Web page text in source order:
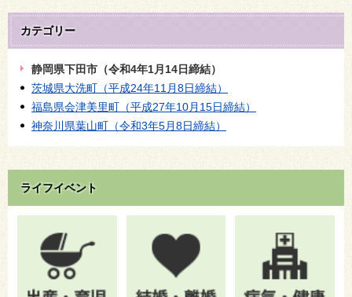
カテゴリー
静岡県下田市（令和4年1月14日締結）
茨城県大洗町（平成24年11月8日締結）
福島県会津美里町（平成27年10月15日締結）
神奈川県葉山町（令和3年5月8日締結）
ライフイベント